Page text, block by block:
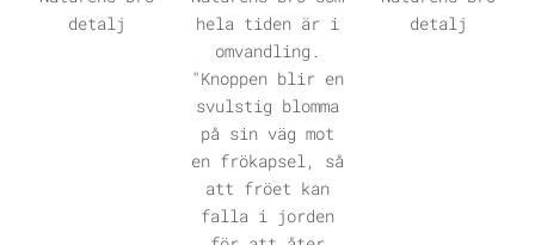
ÖPPNA GALLERI